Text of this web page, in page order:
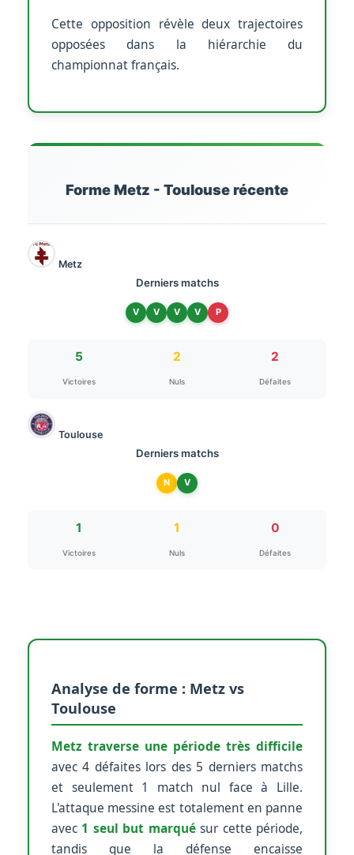
Cette opposition révèle deux trajectoires
opposées dans la hiérarchie du
championnat français.
Forme Metz - Toulouse récente
Metz
Derniers matchs
V V V V P
5
Victoires
2
Nuls
2
Défaites
Toulouse
Derniers matchs
N V
1
Victoires
1
Nuls
0
Défaites
Analyse de forme : Metz vs
Toulouse
Metz traverse une période très difficile
avec 4 défaites lors des 5 derniers matchs
et seulement 1 match nul face à Lille.
L'attaque messine est totalement en panne
avec 1 seul but marquésur cette période,
tandis que la défense encaisse